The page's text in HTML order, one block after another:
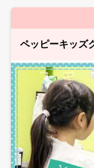
ペッピーキッズ